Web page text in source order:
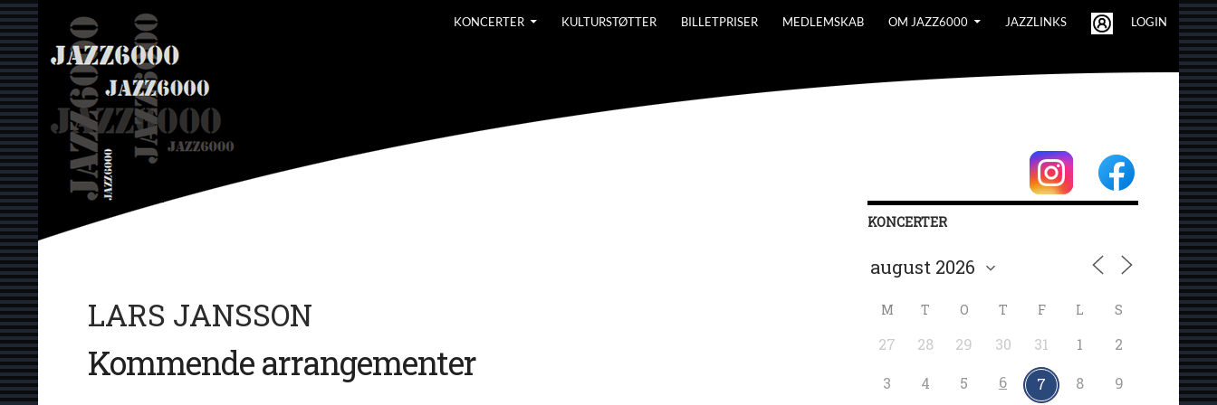
Hop
til
indhold
KONCERTER KULTURSTØTTER BILLETPRISER MEDLEMSKAB OM JAZZ6000 JAZZLINKS LOGIN
LARS JANSSON
Kommende arrangementer
KONCERTER
M T O T F L S
27 28 29 30 31 1 2
3 4 5 6 7 8 9